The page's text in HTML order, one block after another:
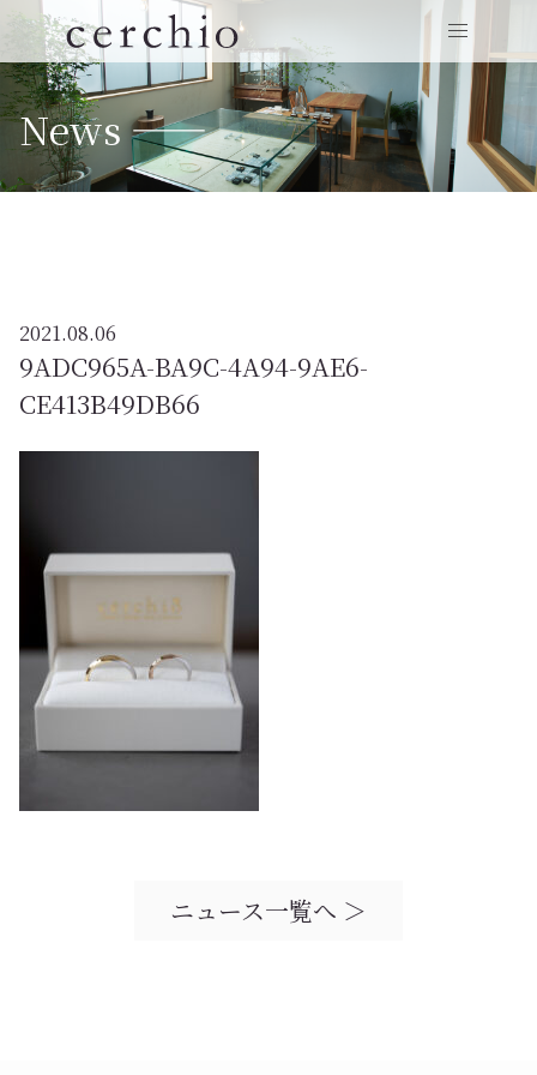
News ——
2021.08.06
9ADC965A-BA9C-4A94-9AE6-
CE413B49DB66
ニュース一覧へ ＞